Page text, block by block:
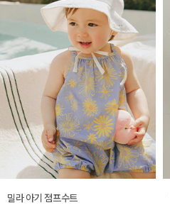
밀라 아기 점프수트